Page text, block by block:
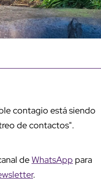
contagio está siendo
de contactos".
deWhatsApp para
.